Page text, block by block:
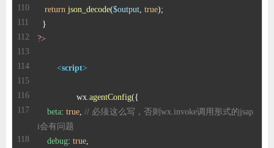
return json_decode($output, true
?>
<script>
		wx.
agentConfig
beta: true , // 必须这么写，否则wx.invoke调用形式的jsap
i会有问题
debug: true